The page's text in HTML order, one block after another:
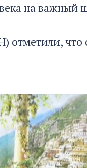
на важный
отметили, что